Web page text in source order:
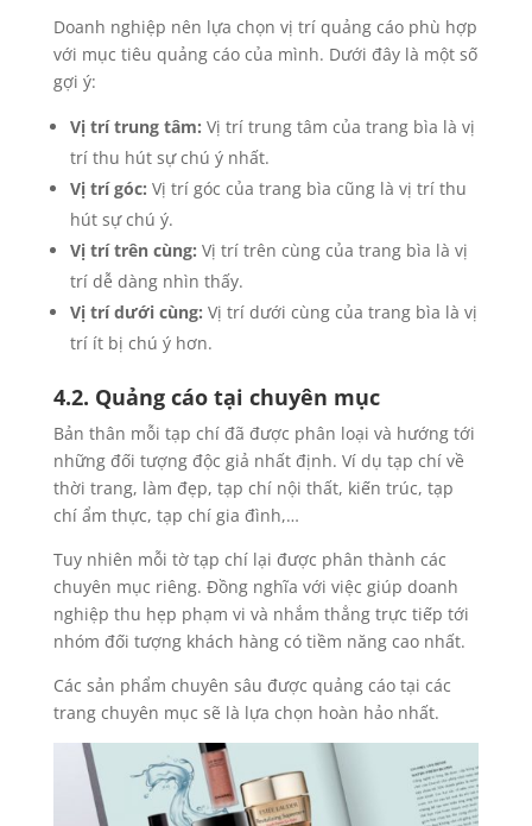
Doanh nghiệp nên lựa chọn vị trí quảng cáo phù hợp
với mục tiêu quảng cáo của mình. Dưới đây là một số
gợi ý:
Vị trí trung tâm: Vị trí trung tâm của trang bìa là vị
trí thu hút sự chú ý nhất.
Vị trí góc: Vị trí góc của trang bìa cũng là vị trí thu
hút sự chú ý.
Vị trí trên cùng: Vị trí trên cùng của trang bìa là vị
trí dễ dàng nhìn thấy.
Vị trí dưới cùng: Vị trí dưới cùng của trang bìa là vị
trí ít bị chú ý hơn.
4.2. Quảng cáo tại chuyên mục
Bản thân mỗi tạp chí đã được phân loại và hướng tới
những đối tượng độc giả nhất định. Ví dụ tạp chí về
thời trang, làm đẹp, tạp chí nội thất, kiến trúc, tạp
chí ẩm thực, tạp chí gia đình,…
Tuy nhiên mỗi tờ tạp chí lại được phân thành các
chuyên mục riêng. Đồng nghĩa với việc giúp doanh
nghiệp thu hẹp phạm vi và nhắm thẳng trực tiếp tới
nhóm đối tượng khách hàng có tiềm năng cao nhất.
Các sản phẩm chuyên sâu được quảng cáo tại các
trang chuyên mục sẽ là lựa chọn hoàn hảo nhất.